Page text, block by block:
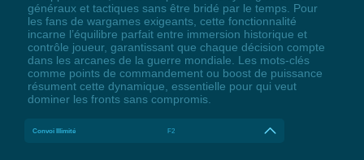
généraux et tactiques sans être bridé par le temps. Pour
les fans de wargames exigeants, cette fonctionnalité
incarne l’équilibre parfait entre immersion historique et
contrôle joueur, garantissant que chaque décision compte
dans les arcanes de la guerre mondiale. Les mots-clés
comme points de commandement ou boost de puissance
résument cette dynamique, essentielle pour qui veut
dominer les fronts sans compromis.
Convoi Illimité F2